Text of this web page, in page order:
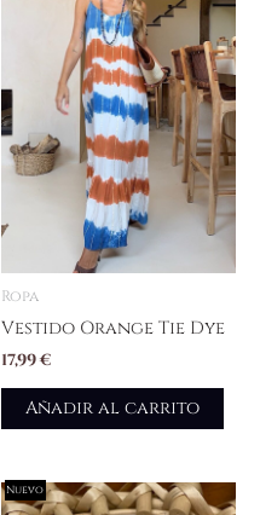
Ropa
Vestido Orange Tie Dye
17,99€
Añadir al carrito
Nuevo